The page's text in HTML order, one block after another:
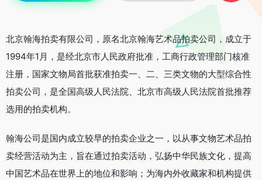
北京翰海拍卖有限公司，原名北京翰海艺术品拍卖公司，成立于
1994年1月，是经北京市人民政府批准，工商行政管理部门核准
注册，国家文物局首批获准拍卖一、二、三类文物的大型综合性
拍卖公司，是全国高级人民法院、北京市高级人民法院首批推荐
选用的拍卖机构。
翰海公司是国内成立较早的拍卖企业之一，以从事文物艺术品拍
卖经营活动为主，旨在通过拍卖活动，弘扬中华民族文化，提高
中国艺术品在世界上的地位和影响；为海内外收藏家和机构提供